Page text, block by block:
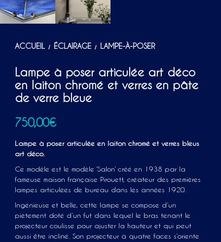
ACCUEIL / ÉCLAIRAGE / LAMPE-À-POSER
Lampe à poser articulée art déco
en laiton chromé et verres en pâte
de verre bleue
750,00€
Lampe à poser articulée en laiton chromé et verres bleus
art déco.
Ce modèle est le modèle ‘Salon’ créé en 1938 par la
fameuse maison française Pirouett, créateur des premières
lampes articulées de bureau dans les années 1920.
Ingénieuse et belle, cette lampe se compose d’un
piètement doté d’un fut dans lequel le bras tenant le
projecteur coulisse pour ajuster la hauteur et qui peut
aussi être incliné. Son projecteur à quatre faces s’oriente